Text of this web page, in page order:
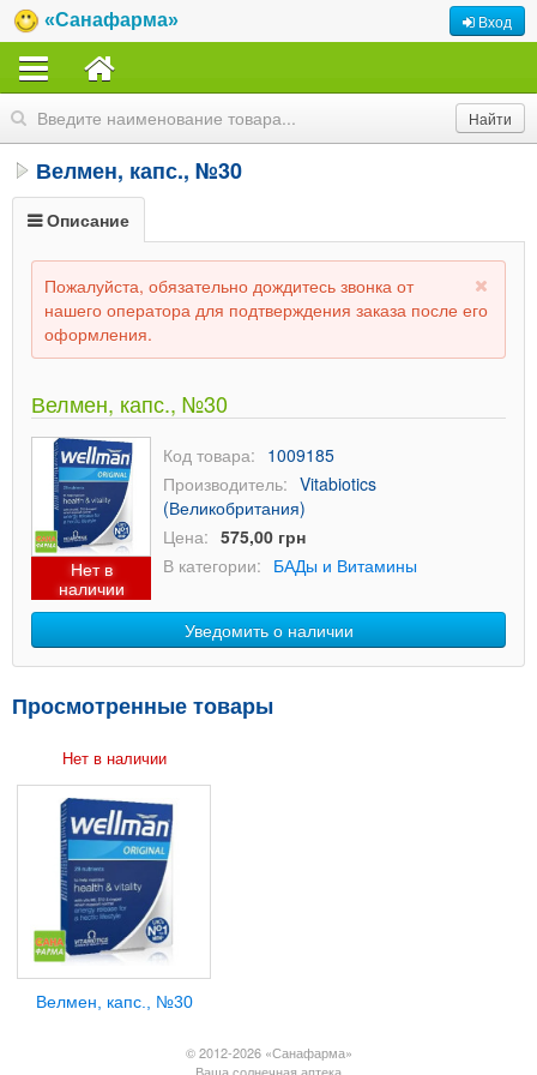
«Санафарма» Вход
Велмен, капс., №30
Описание
Пожалуйста, обязательно дождитесь звонка от
нашего оператора для подтверждения заказа после его
оформления.
Велмен, капс., №30
Нет в
наличии
Код товара: 1009185
Производитель: Vitabiotics
(Великобритания)
Цена: 575,00 грн
В категории: БАДы и Витамины
Уведомить о наличии
Просмотренные товары
Нет в наличии
Велмен, капс., №30
© 2012-2026 «Санафарма»